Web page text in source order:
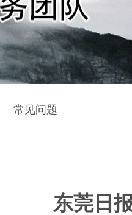
常见问题
东莞日